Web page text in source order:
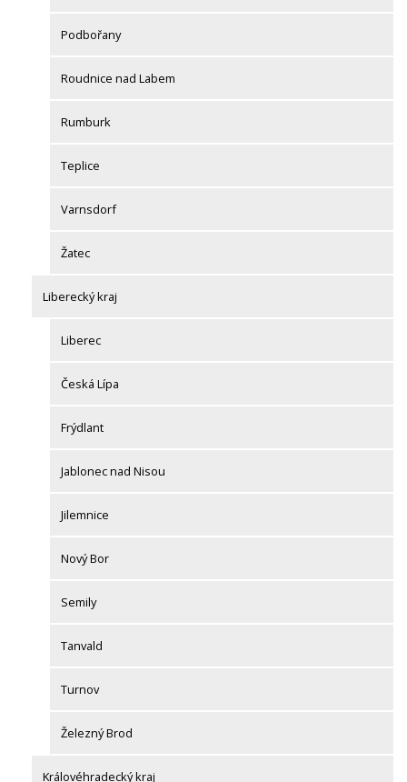
Podbořany
Roudnice nad Labem
Rumburk
Teplice
Varnsdorf
Žatec
Liberecký kraj
Liberec
Česká Lípa
Frýdlant
Jablonec nad Nisou
Jilemnice
Nový Bor
Semily
Tanvald
Turnov
Železný Brod
Královéhradecký kraj